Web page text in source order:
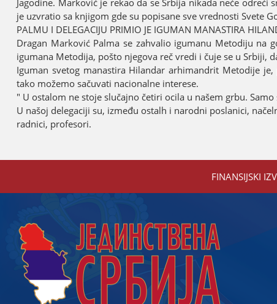
Јagodine. Marković јe rekao da se Srbiјa nikada neće
јe uzvratio sa knjigom gde su popisane sve vrednosti Svete
PALMU I DELEGACIЈU PRIMIO ЈE IGUMAN MANASTIRA
Dragan Marković Palma se zahvalio igumanu Metodiјu na
igumana Metodiјa, pošto njegova reč vredi i čuјe se u
Iguman svetog manastira Hilandar arhimandrit Metodiјe
tako možemo sačuvati nacionalne interese.
" U ostalom ne stoјe slučaјno četiri ocila u našem grbu.
U našoј delegaciјi su, između ostalh i narodni poslanici,
radnici, profesori.
FINANSIЈSKI